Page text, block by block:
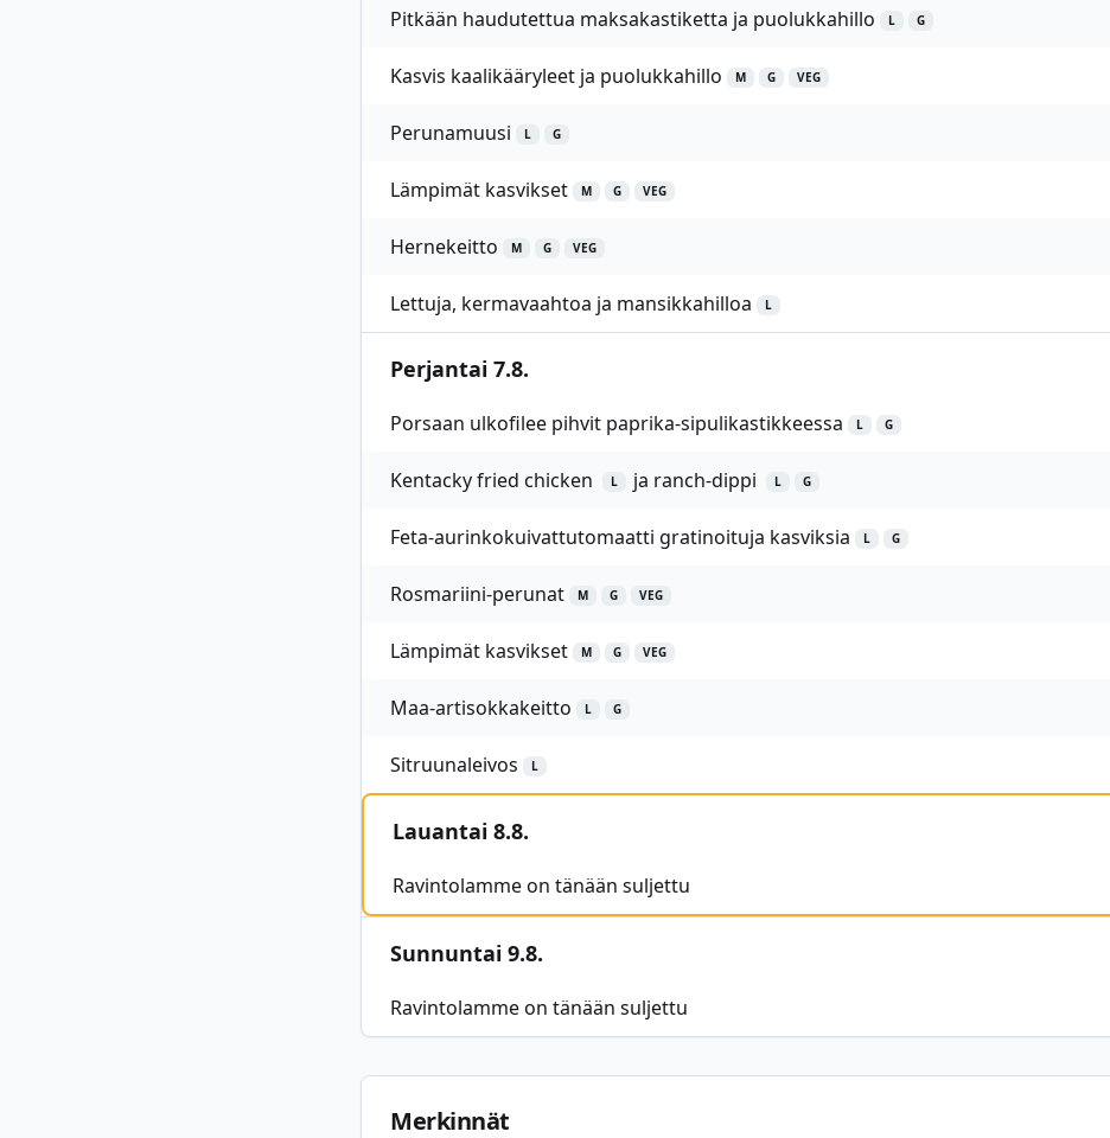
Pitkään haudutettua maksakastiketta ja puolukkahillo L G
Kasvis kaalikääryleet ja puolukkahillo M G VEG
Perunamuusi L G
Lämpimät kasvikset M G VEG
Hernekeitto M G VEG
Lettuja, kermavaahtoa ja mansikkahilloa L
Perjantai 7.8.
Porsaan ulkofilee pihvit paprika-sipulikastikkeessa L G
Kentacky fried chicken L ja ranch-dippi L G
Feta-aurinkokuivattutomaatti gratinoituja kasviksia L G
Rosmariini-perunat M G VEG
Lämpimät kasvikset M G VEG
Maa-artisokkakeitto L G
Sitruunaleivos L
Lauantai 8.8.
Ravintolamme on tänään suljettu
Sunnuntai 9.8.
Ravintolamme on tänään suljettu
Merkinnät